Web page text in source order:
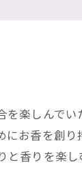
楽しんで
お香を創
香りを楽